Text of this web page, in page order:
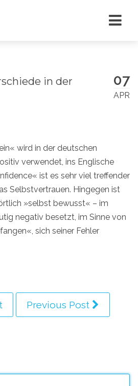
07
APR
in der
wird in der deutschen
verwendet, ins Englische
ist es sehr viel treffender
Selbstvertrauen. Hingegen ist
»selbst bewusst« – im
negativ besetzt, im Sinne von
sich seiner Fehler
Previous Post